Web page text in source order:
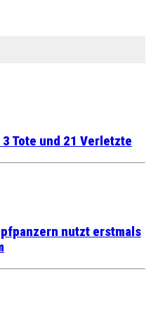
Tote und 21 Verletzte
nutzt erstmals